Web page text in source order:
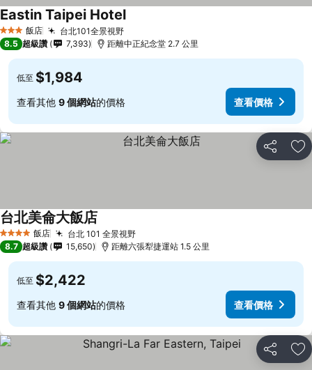
3 星級 飯店 台北101全景視野查看價格
Eastin Taipei Hotel查看價格
8.5 超級讚 7,393 距離中正紀念堂 2.7 公里
低至 $1,984
查看其他 9 個網站的價格 查看價格
分享 加
4 星級 飯店 台北 101 全景視野查看價格
台北美侖大飯店
8.7 超級讚 15,650 距離六張犁捷運站 1.5 公里
低至 $2,422
查看其他 9 個網站的價格 查看價格
分享 加